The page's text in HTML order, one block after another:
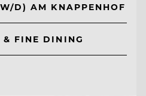
D) AM KNAPPENHOF
& FINE DINING